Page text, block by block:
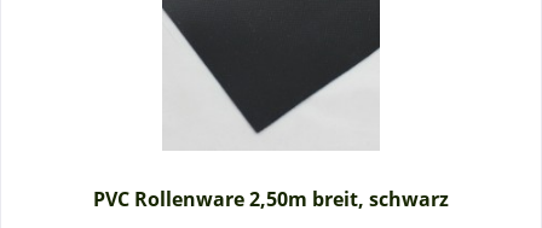
PVC Rollenware 2,50m breit, schwarz